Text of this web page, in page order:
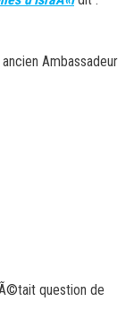
Ambassadeur
question de